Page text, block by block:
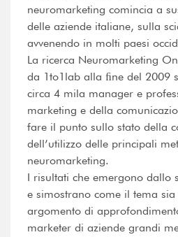
neuromarketing comincia a
delle aziende italiane, sulla
avvenendo in molti paesi
La ricerca Neuromarketing
da 1to1lab alla ﬁne del 2009
circa 4 mila manager e
marketing e della
fare il punto sullo stato della
dell’utilizzo delle principali
neuromarketing.
I risultati che emergono dallo
e simostrano come il tema
argomento di
marketer di aziende grandi